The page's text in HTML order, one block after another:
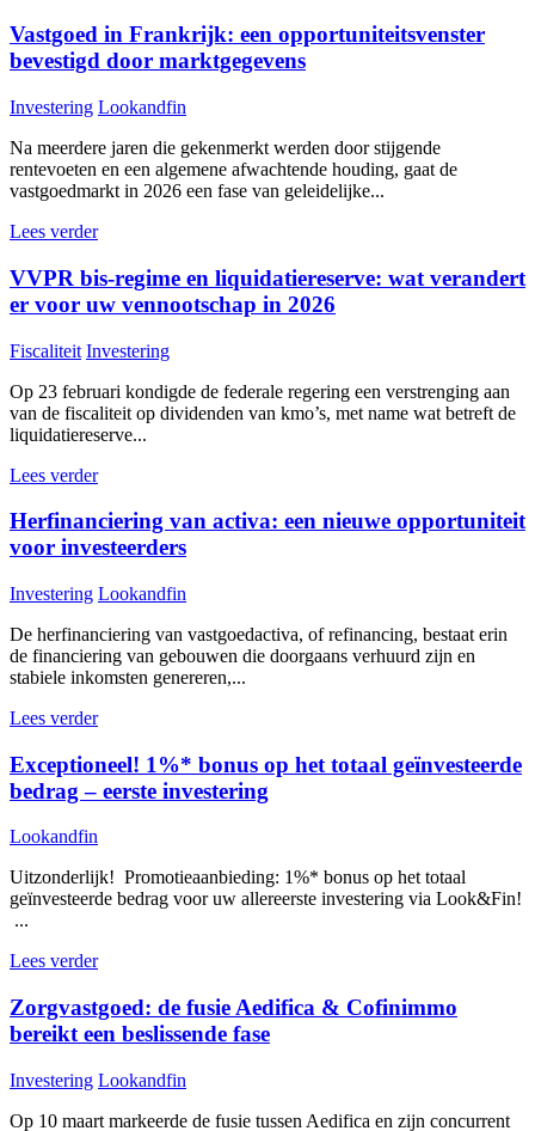
Vastgoed in Frankrijk: een opportuniteitsvenster
bevestigd door marktgegevens
Investering Lookandfin
Na meerdere jaren die gekenmerkt werden door stijgende
rentevoeten en een algemene afwachtende houding, gaat de
vastgoedmarkt in 2026 een fase van geleidelijke...
Lees verder
VVPR bis-regime en liquidatiereserve: wat verandert
er voor uw vennootschap in 2026
Fiscaliteit Investering
Op 23 februari kondigde de federale regering een verstrenging aan
van de fiscaliteit op dividenden van kmo’s, met name wat betreft de
liquidatiereserve...
Lees verder
Herfinanciering van activa: een nieuwe opportuniteit
voor investeerders
Investering Lookandfin
De herfinanciering van vastgoedactiva, of refinancing, bestaat erin
de financiering van gebouwen die doorgaans verhuurd zijn en
stabiele inkomsten genereren,...
Lees verder
Exceptioneel! 1%* bonus op het totaal geïnvesteerde
bedrag – eerste investering
Lookandfin
Uitzonderlijk! Promotieaanbieding: 1%* bonus op het totaal
geïnvesteerde bedrag voor uw allereerste investering via Look&Fin!
...
Lees verder
Zorgvastgoed: de fusie Aedifica & Cofinimmo
bereikt een beslissende fase
Investering Lookandfin
Op 10 maart markeerde de fusie tussen Aedifica en zijn concurrent